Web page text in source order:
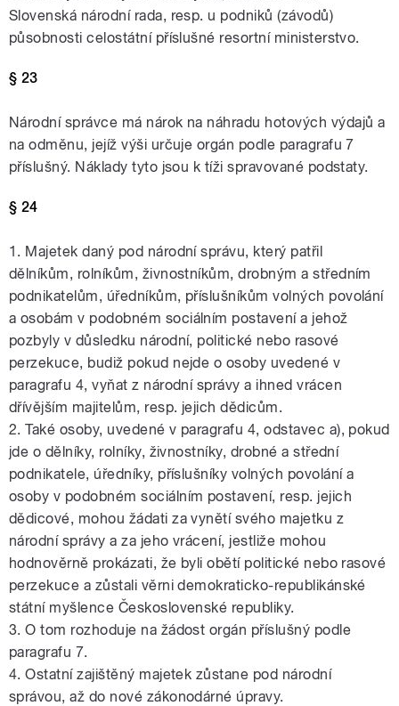
Slovenská národní rada, resp. u podniků (závodů)
působnosti celostátní příslušné resortní ministerstvo.
§ 23
Národní správce má nárok na náhradu hotových výdajů a
na odměnu, jejíž výši určuje orgán podle paragrafu 7
příslušný. Náklady tyto jsou k tíži spravované podstaty.
§ 24
1. Majetek daný pod národní správu, který patřil
dělníkům, rolníkům, živnostníkům, drobným a středním
podnikatelům, úředníkům, příslušníkům volných povolání
a osobám v podobném sociálním postavení a jehož
pozbyly v důsledku národní, politické nebo rasové
perzekuce, budiž pokud nejde o osoby uvedené v
paragrafu 4, vyňat z národní správy a ihned vrácen
dřívějším majitelům, resp. jejich dědicům.
2. Také osoby, uvedené v paragrafu 4, odstavec a), pokud
jde o dělníky, rolníky, živnostníky, drobné a střední
podnikatele, úředníky, příslušníky volných povolání a
osoby v podobném sociálním postavení, resp. jejich
dědicové, mohou žádati za vynětí svého majetku z
národní správy a za jeho vrácení, jestliže mohou
hodnověrně prokázati, že byli obětí politické nebo rasové
perzekuce a zůstali věrni demokraticko-republikánské
státní myšlence Československé republiky.
3. O tom rozhoduje na žádost orgán příslušný podle
paragrafu 7.
4. Ostatní zajištěný majetek zůstane pod národní
správou, až do nové zákonodárné úpravy.